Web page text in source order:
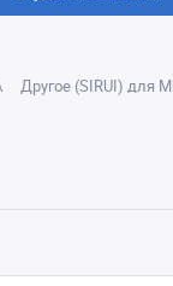
Другое (SIRUI) для